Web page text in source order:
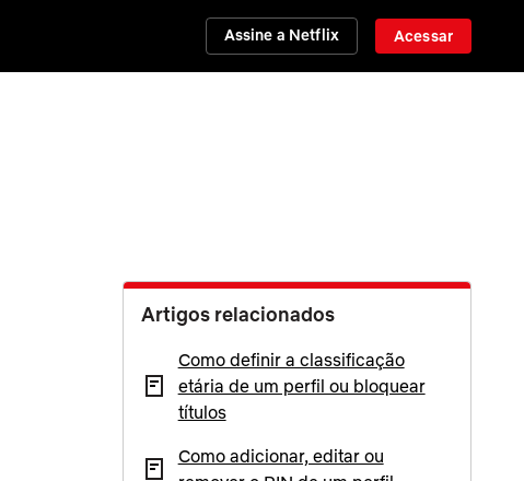
Assine a Netflix Acessar
Artigos relacionados
Como definir a classificação
etária de um perfil ou bloquear
títulos
Como adicionar, editar ou